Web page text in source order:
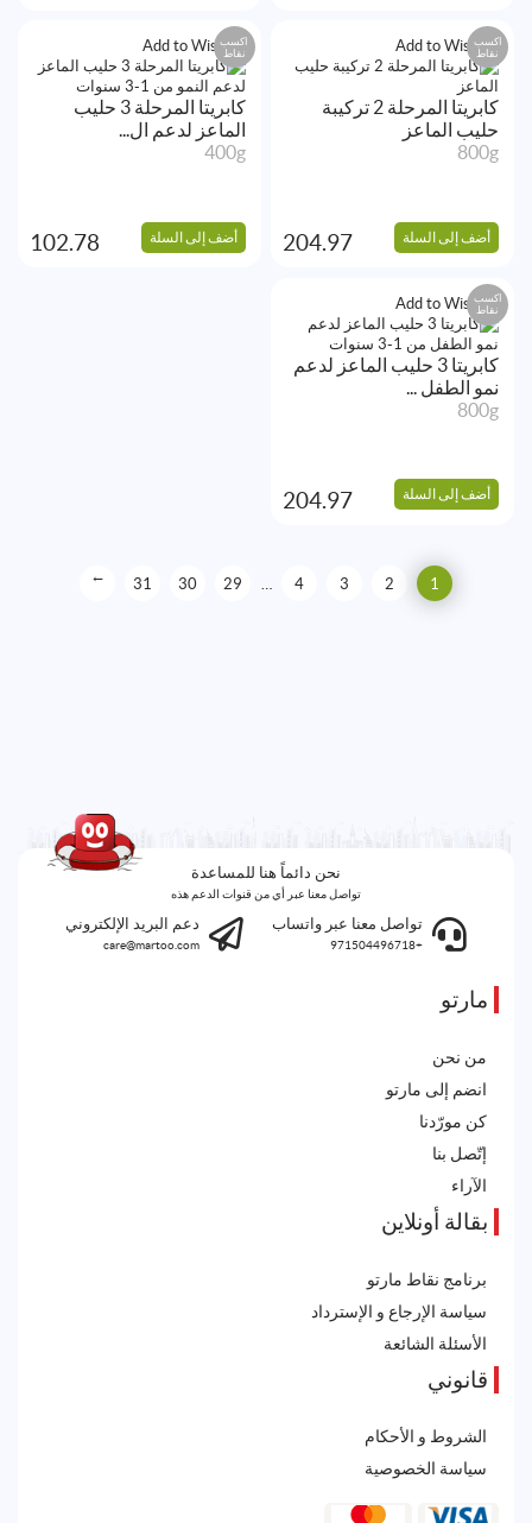
Add to Wishlist
اكسب
نقاط
كابريتا المرحلة 2 تركيبة
حليب الماعز
800g
أضف إلى السلة 204.97
Add to Wishlist
اكسب
نقاط
كابريتا المرحلة 3 حليب
الماعز لدعم ال...
400g
أضف إلى السلة 102.78
Add to Wishlist
اكسب
نقاط
كابريتا 3 حليب الماعز لدعم
نمو الطفل ...
800g
أضف إلى السلة 204.97
1
2
3
4
…
29
30
31
→
نحن دائماً هنا للمساعدة
تواصل معنا عبر أي من قنوات الدعم هذه
تواصل معنا عبر واتساب
+971504496718
دعم البريد الإلكتروني
care@martoo.com
مارتو
من نحن
انضم إلى مارتو
كن مورّدنا
إتّصل بنا
الآراء
بقالة أونلاين
برنامج نقاط مارتو
سياسة الإرجاع و الإسترداد
الأسئلة الشائعة
قانوني
الشروط و الأحكام
سياسة الخصوصية